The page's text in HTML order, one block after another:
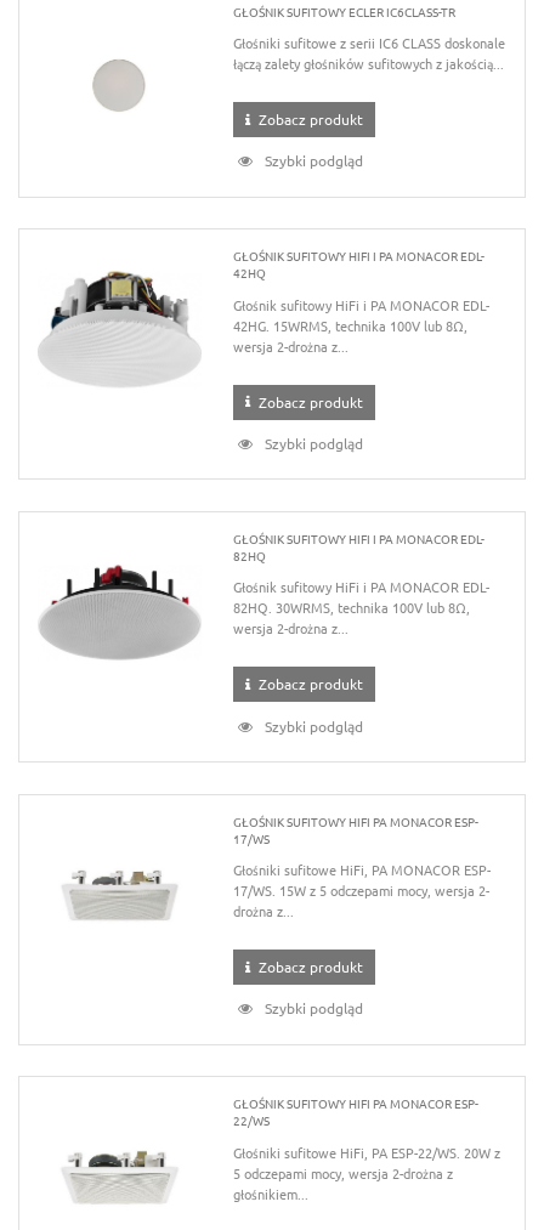
GŁOŚNIK SUFITOWY ECLER IC6CLASS-TR
Głośniki sufitowe z serii IC6 CLASS doskonale
łączą zalety głośników sufitowych z jakością...
Zobacz produkt
Szybki podgląd
GŁOŚNIK SUFITOWY HIFI I PA MONACOR EDL-
42HQ
Głośnik sufitowy HiFi i PA MONACOR EDL-
42HG. 15WRMS, technika 100V lub 8Ω,
wersja 2-drożna z...
Zobacz produkt
Szybki podgląd
GŁOŚNIK SUFITOWY HIFI I PA MONACOR EDL-
82HQ
Głośnik sufitowy HiFi i PA MONACOR EDL-
82HQ. 30WRMS, technika 100V lub 8Ω,
wersja 2-drożna z...
Zobacz produkt
Szybki podgląd
GŁOŚNIK SUFITOWY HIFI PA MONACOR ESP-
17/WS
Głośniki sufitowe HiFi, PA MONACOR ESP-
17/WS. 15W z 5 odczepami mocy, wersja 2-
drożna z...
Zobacz produkt
Szybki podgląd
GŁOŚNIK SUFITOWY HIFI PA MONACOR ESP-
22/WS
Głośniki sufitowe HiFi, PA ESP-22/WS. 20W z
5 odczepami mocy, wersja 2-drożna z
głośnikiem...